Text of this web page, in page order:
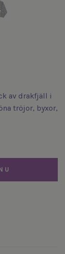
av drakfjäll i
tröjor, byxor,